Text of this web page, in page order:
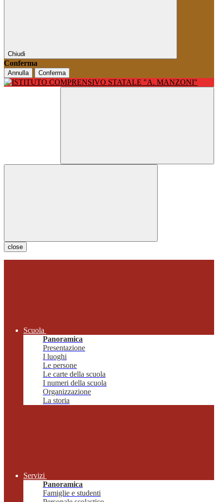
Chiudi
Conferma
Annulla Conferma
close
Scuola
Panoramica
Presentazione
I luoghi
Le persone
Le carte della scuola
I numeri della scuola
Organizzazione
La storia
Servizi
Panoramica
Famiglie e studenti